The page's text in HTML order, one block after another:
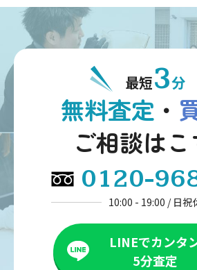
最短3分
無料査定 ・
ご相談はこ
0120-
10:00 - 19:00 / 日祝
LINEでカンタ
5分査定